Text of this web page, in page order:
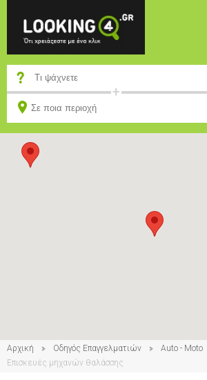
Αρχική Οδηγός Επαγγελματιών
Auto - Moto
Επισκευές μηχανών θαλάσσης